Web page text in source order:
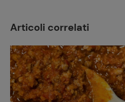
Articoli correlati